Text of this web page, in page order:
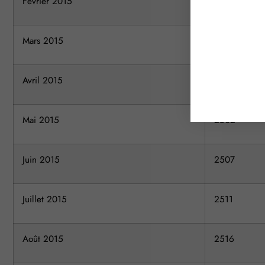
Mars 2015
Avril 2015
Mai 2015 2502
Juin 2015 2507
Juillet 2015 2511
Août 2015 2516